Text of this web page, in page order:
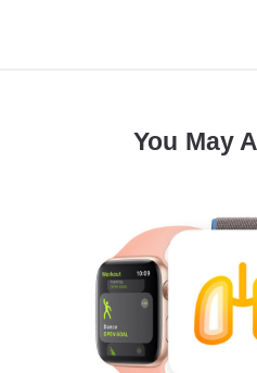
You May